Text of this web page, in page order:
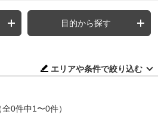
目的から探す
エリアや条件で絞り込む
全0件中1〜0件）